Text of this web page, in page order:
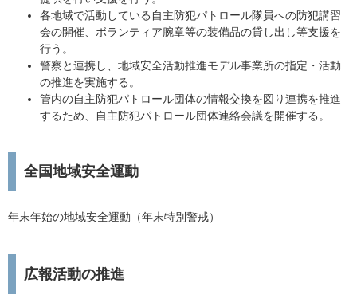
各地域で活動している自主防犯パトロール隊員への防犯講習
会の開催、ボランティア腕章等の装備品の貸し出し等支援を
行う。
警察と連携し、地域安全活動推進モデル事業所の指定・活動
の推進を実施する。
管内の自主防犯パトロール団体の情報交換を図り連携を推進
するため、自主防犯パトロール団体連絡会議を開催する。
全国地域安全運動
年末年始の地域安全運動（年末特別警戒）
広報活動の推進